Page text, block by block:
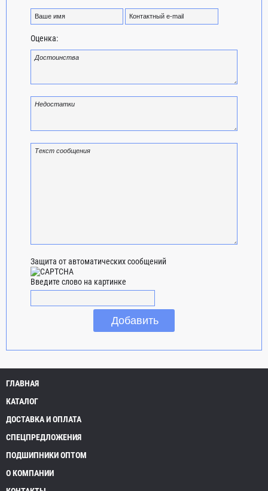
Оценка:
Защита от автоматических сообщений
Введите слово на картинке
ГЛАВНАЯ
КАТАЛОГ
ДОСТАВКА И ОПЛАТА
СПЕЦПРЕДЛОЖЕНИЯ
ПОДШИПНИКИ ОПТОМ
О КОМПАНИИ